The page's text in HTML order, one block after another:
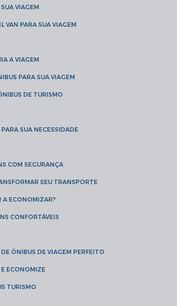
VIAGEM
VAN PARA SUA VIAGEM
A VIAGEM
PARA SUA VIAGEM
DE TURISMO
SUA NECESSIDADE
COM SEGURANÇA
SEU TRANSPORTE
A ECONOMIZAR?
CONFORTÁVEIS
DE ÔNIBUS DE VIAGEM PERFEITO
E ECONOMIZE
TURISMO